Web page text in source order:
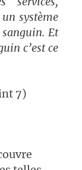
système
Et
c’est ce
7)